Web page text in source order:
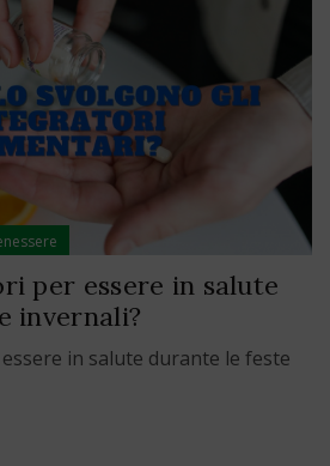
per essere in salute
invernali?
in salute durante le feste